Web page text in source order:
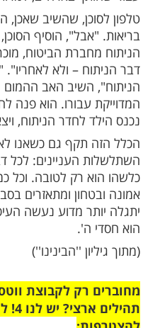
היינו מגיבים? בכעס,
שמקבלים דחיות
מיותרים,
שעות
נשאל מעבר לקו:
או במטוס?",
אמר לו הדובר: "אם כך,
כרטיס הטיסה, עשה
בארה"ב, למרות שלא
שהשיב שאכן, הוא
הוסיף הסוכן,
הביטוח, מוכרחים
– ולא לאחריו". "אכן